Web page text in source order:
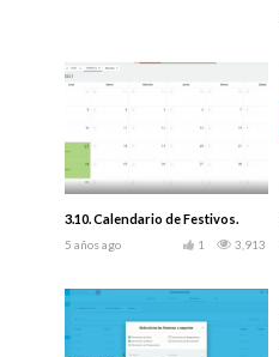
3.10. Calendario de Festivos.
5 años ago 3,913
1